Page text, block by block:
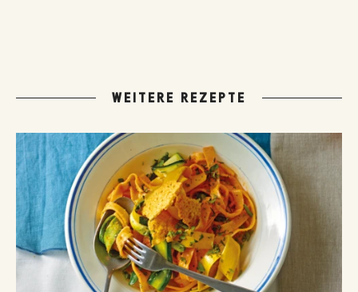
WEITERE REZEPTE